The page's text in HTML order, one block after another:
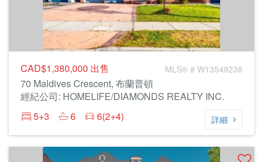
CAD$1,380,000 出售 MLS® # W13549238
70 Maldives Crescent, 布蘭普頓
經紀公司: HOMELIFE/DIAMONDS REALTY INC.
5+3
6 6(2+4) 詳細